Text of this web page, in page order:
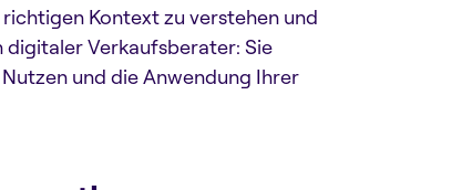
Kontext zu verstehen und
digitaler Verkaufsberater: Sie
und die Anwendung Ihrer